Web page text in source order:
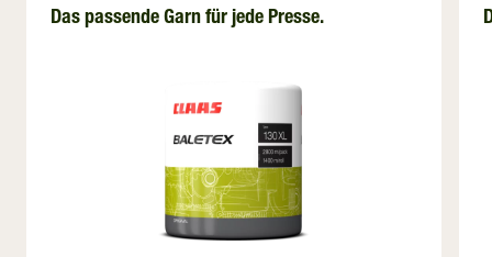
Das passende Garn für jede Presse.